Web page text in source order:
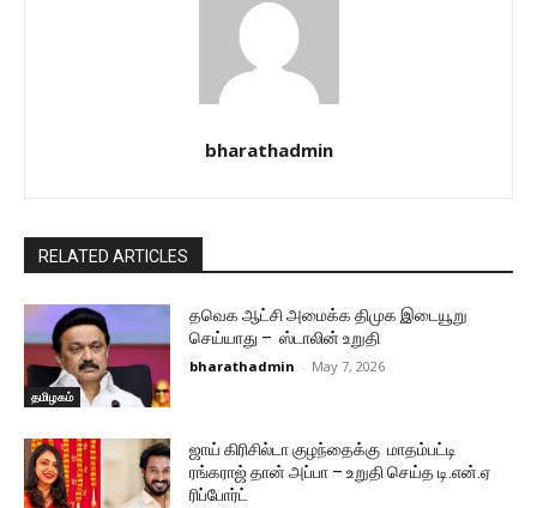
bharathadmin
RELATED ARTICLES
தமிழகம்
தவெக ஆட்சி அமைக்க திமுக இடையூறு
செய்யாது – ஸ்டாலின் உறுதி
bharathadmin - May 7, 2026
ஜாய் கிரிசில்டா குழந்தைக்கு மாதம்பட்டி
ரங்கராஜ் தான் அப்பா – உறுதி செய்த டி.என்.ஏ
ரிப்போர்ட்